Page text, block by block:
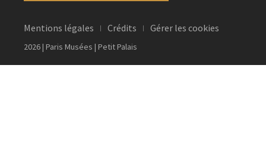
Mentions légales Crédits Gérer les cookies
2026 | Paris Musées | Petit Palais